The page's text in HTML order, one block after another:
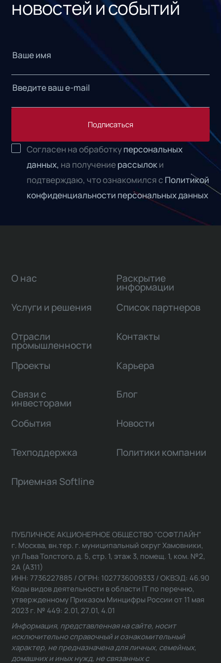
новостей и событий
Подписаться
Согласен на обработкуперсональных
данных, на получениерассылоки
подтверждаю, что ознакомился с Политикой
конфиденциальности персональных данных
О нас
Услуги и решения
Отрасли
промышленности
Проекты
Связи с
инвесторами
Раскрытие
информации
Список партнеров
Контакты
Карьера
Блог
События Новости
Техподдержка Политики компании
Приемная Softline
ПУБЛИЧНОЕ АКЦИОНЕРНОЕ ОБЩЕСТВО "СОФТЛАЙН"
г. Москва, вн.тер. г. муниципальный округ Хамовники,
ул Льва Толстого, д. 5, стр. 1, этаж 3, помещ. 1, ком. №2,
2А (А311)
ИНН: 7736227885 / ОГРН: 1027736009333 / ОКВЭД: 46.90
Коды видов деятельности в области IT по перечню,
утвержденному Приказом Минцифры России от 11 мая
2023 г. № 449: 2.01, 27.01, 4.01
Информация, представленная на сайте, носит
исключительно справочный и ознакомительный
характер, не предназначена для личных, семейных,
домашних и иных нужд, не связанных с